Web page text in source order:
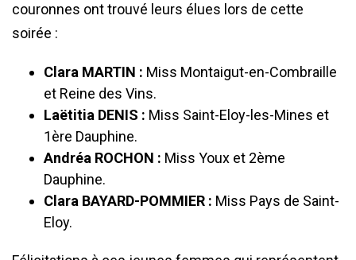
couronnes ont trouvé leurs élues lors de cette
soirée :
Clara MARTIN : Miss Montaigut-en-Combraille
et Reine des Vins.
Laëtitia DENIS : Miss Saint-Eloy-les-Mines et
1ère Dauphine.
Andréa ROCHON : Miss Youx et 2ème
Dauphine.
Clara BAYARD-POMMIER : Miss Pays de Saint-
Eloy.